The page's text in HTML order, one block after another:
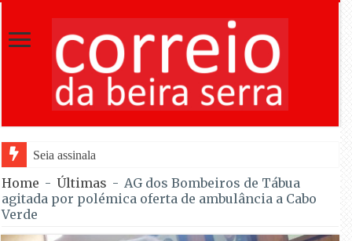
Seia assinala centenário de Almeida Santos com
Home - Últimas - AG dos Bombeiros de Tábua
agitada por polémica oferta de ambulância a Cabo
Verde